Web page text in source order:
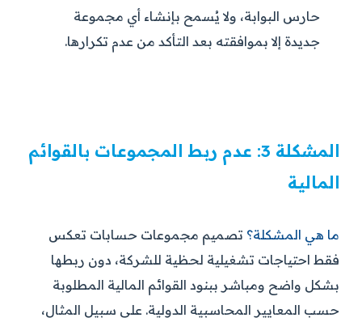
حارس البوابة، ولا يُسمح بإنشاء أي مجموعة
جديدة إلا بموافقته بعد التأكد من عدم تكرارها.
المشكلة 3: عدم ربط المجموعات بالقوائم
المالية
ما هي المشكلة؟ تصميم مجموعات حسابات تعكس
فقط احتياجات تشغيلية لحظية للشركة، دون ربطها
بشكل واضح ومباشر ببنود القوائم المالية المطلوبة
حسب المعايير المحاسبية الدولية. على سبيل المثال،